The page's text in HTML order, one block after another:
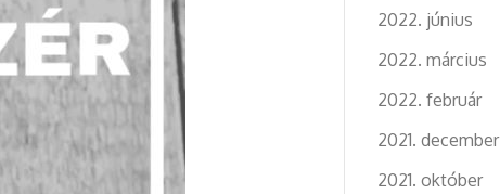
2022. június
2022. március
2022. február
2021. december
2021. október